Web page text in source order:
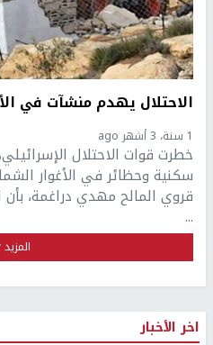
الاحتلال يهدم منشآت في
1 سنة، 3 أشهر ago
خطرت قوات الاحتلال
سكنية وحظائر في الأغوار
قروي المالح مهدي دراغمة،
...
المزيد
اخر الأخبار